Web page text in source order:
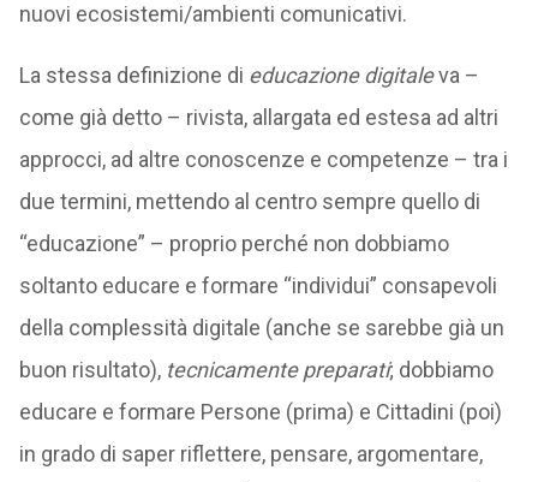
nuovi ecosistemi/ambienti comunicativi.
La stessa definizione di educazione digitaleva –
come già detto – rivista, allargata ed estesa ad altri
approcci, ad altre conoscenze e competenze – tra i
due termini, mettendo al centro sempre quello di
“educazione” – proprio perché non dobbiamo
soltanto educare e formare “individui” consapevoli
della complessità digitale (anche se sarebbe già un
buon risultato), tecnicamente preparati; dobbiamo
educare e formare Persone (prima) e Cittadini (poi)
in grado di saper riflettere, pensare, argomentare,